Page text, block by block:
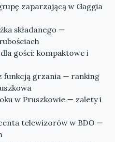
zaparzającą w Gaggia
składanego —
dla gości: kompaktowe i
funkcją grzania — ranking
w Pruszkowie — zalety i
telewizorów w BDO —